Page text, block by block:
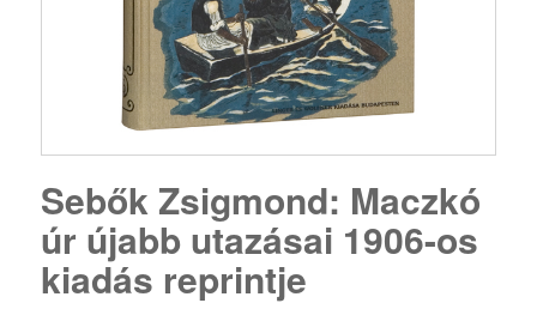
Sebők Zsigmond: Maczkó
úr újabb utazásai 1906-os
kiadás reprintje